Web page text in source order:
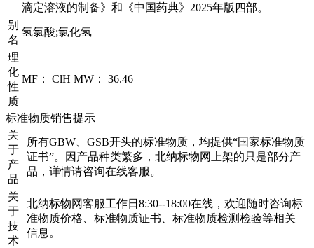
滴定溶液的制备》和《中国药典》2025年版四部。
别
名
氢氯酸;氯化氢
理
化
性
质
MF： ClH MW： 36.46
标准物质销售提示
关
于
产
品
所有GBW、GSB开头的标准物质，均提供“国家标准物质
证书”。因产品种类繁多，北纳标物网上架的只是部分产
品，详情请咨询在线客服。
关
于
技
术
北纳标物网客服工作日8:30--18:00在线，欢迎随时咨询标
准物质价格、标准物质证书、标准物质检测检验等相关
信息。